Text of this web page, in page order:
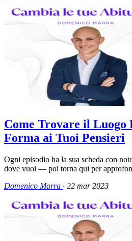
Come Trovare il Luogo
Forma ai Tuoi Pensieri
Ogni episodio ha la sua scheda con
dove vuoi — poi torna qui per
Domenico Marra · 22 mar 2023